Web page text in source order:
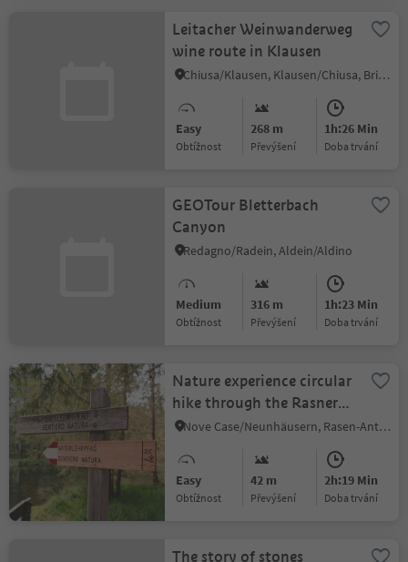
Leitacher Weinwanderweg
wine route in Klausen
Chiusa/Klausen, Klausen/Chiusa, Brixen/Bressanone and environs
Easy
Obtížnost
268 m
Převýšení
1h:26 Min
doba trvání
GEOTour Bletterbach
Canyon
Redagno/Radein, Aldein/Aldino
Medium
Obtížnost
316 m
Převýšení
1h:23 Min
doba trvání
Nature experience circular
hike through the Rasner
Möser biotope
Nove Case/Neunhäusern, Rasen-Antholz/Rasun Anterselva, Dolomites Region Kronplatz/Plan de Corones
Easy
Obtížnost
42 m
Převýšení
2h:19 Min
doba trvání
The story of stones